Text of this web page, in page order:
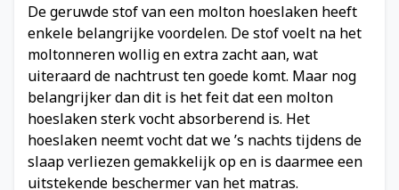
De geruwde stof van een molton hoeslaken heeft
enkele belangrijke voordelen. De stof voelt na het
moltonneren wollig en extra zacht aan, wat
uiteraard de nachtrust ten goede komt. Maar nog
belangrijker dan dit is het feit dat een molton
hoeslaken sterk vocht absorberend is. Het
hoeslaken neemt vocht dat we ’s nachts tijdens de
slaap verliezen gemakkelijk op en is daarmee een
uitstekende beschermer van het matras.